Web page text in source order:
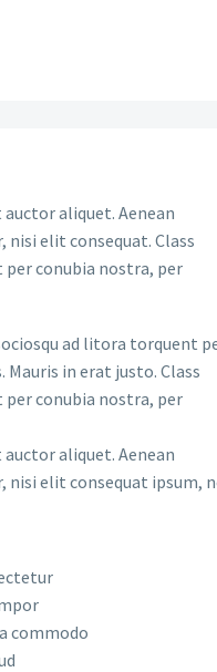
aliquet. Aenean
elit consequat. Class
conubia nostra, per
ad litora torquent
in erat justo. Class
conubia nostra, per
aliquet. Aenean
elit consequat ipsum,
commodo